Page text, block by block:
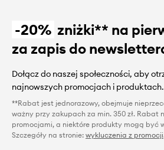
-20% zniżki** na
za zapis do
Dołącz do naszej społeczności, aby
najnowszych promocjach i produktach.
**Rabat jest jednorazowy, obejmuje
ważny przy zakupach za min. 350 zł. Rabat
promocjami, a niektóre produkty mogą być
Szczegóły na stronie: wykluczenia z promocji